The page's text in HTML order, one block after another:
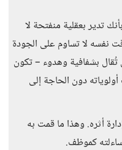
تدير بعقلية منفتحة لا
نفسه لا تساوم على الجودة
تُقال بشفافية وهدوء – تكون
دون الحاجة إلى
أثره. وهذا ما قمت به
كموظف.